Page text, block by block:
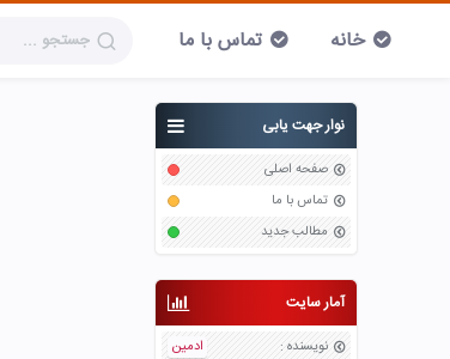
خانه تماس با ما
نوار جهت یابی
صفحه اصلی
تماس با ما
مطالب جدید
آمار سایت
نویسنده :
ادمین